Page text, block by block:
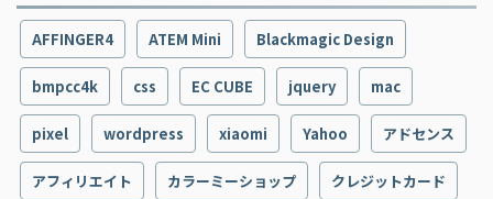
AFFINGER4 ATEM Mini Blackmagic Design
bmpcc4k css EC CUBE jquery mac
pixel wordpress xiaomi Yahoo アドセンス
アフィリエイト カラーミーショップ クレジットカード